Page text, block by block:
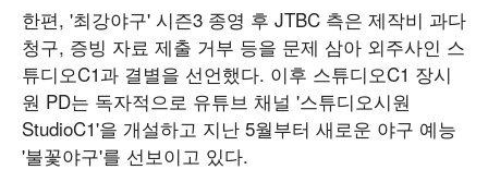
한편, '최강야구' 시즌3 종영 후 JTBC 측은 제작비 과다
청구, 증빙 자료 제출 거부 등을 문제 삼아 외주사인 스
튜디오C1과 결별을 선언했다. 이후 스튜디오C1 장시
원 PD는 독자적으로 유튜브 채널 '스튜디오시원
StudioC1'을 개설하고 지난 5월부터 새로운 야구 예능
'불꽃야구'를 선보이고 있다.